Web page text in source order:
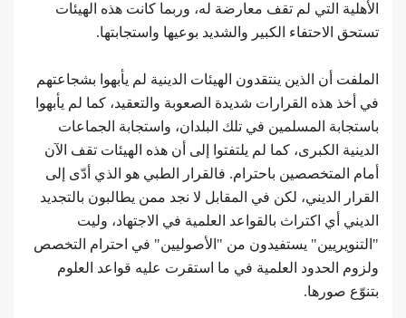
الأهلية التي لم تقف معارضة له، وربما كانت هذه الهيئات
تستحق الاحتفاء الكبير والشديد بوعيها واستجابتها.
الملفت أن الذين ينتقدون الهيئات الدينية لم يأبهوا بشجاعتهم
في أخذ هذه القرارات شديدة الصعوبة والتعقيد، كما لم يأبهوا
باستجابة المسلمين في تلك البلدان، واستجابة الجماعات
الدينية الكبرى، كما لم يلتفتوا إلى أن هذه الهيئات تقف الآن
أمام المتخصصين باحترام. فالقرار الطبي هو الذي أدّى إلى
القرار الديني، لكن في المقابل لا نجد ممن يطالبون بالتجديد
الديني أي اكتراث بالقواعد العلمية في الاجتهاد، وليت
"التنويريين" يستفيدون من "الأصوليين" في احترام التخصص
ولزوم الحدود العلمية في ما استقرت عليه قواعد العلوم
بتنوّع صورها.